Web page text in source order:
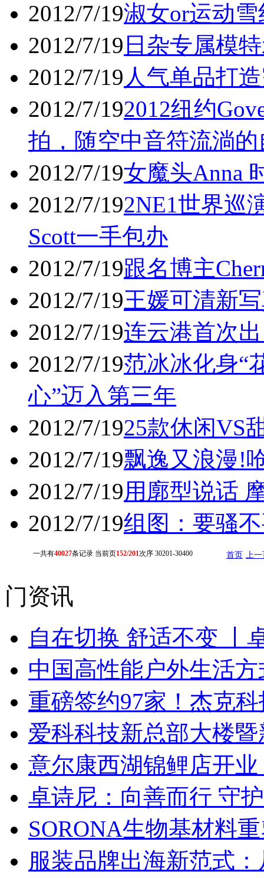
2012/7/19淑女or运动
2012/7/19 日杂专属模
2012/7/19 人气单品打
2012/7/192012纽约
拍，随空中音符流淌
2012/7/19女魔头Anna
2012/7/192NE1世界巡
Scott一手包办
2012/7/19跟名博主
2012/7/19王媛可清新
2012/7/19连云港首次
2012/7/19范冰冰化身“
心”迈入第三年
2012/7/1925款休闲VS
2012/7/19飘逸又浪漫!
2012/7/19用廓型说话
2012/7/19组图：要骚
一共有40027条记录 当前页152/201次序 30201-30400 首页 上一
门资讯
自在切换 舒适不变 丨
中国高性能户外生活
重磅签约97家！杰克
爱科科技新总部大楼
意尔康西湖锦鲤店开
卓诗尼：向善而行 守
SORONA生物基材料
服装品牌出海新范式